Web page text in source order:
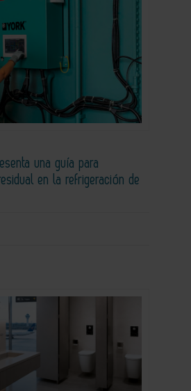
una guía para
en la refrigeración de